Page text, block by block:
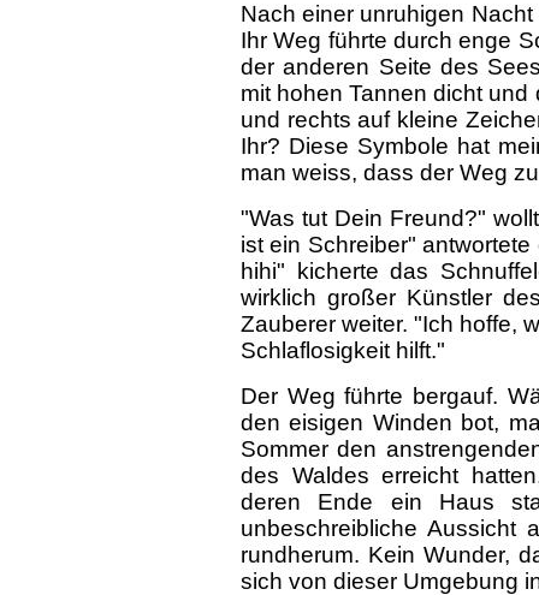
Nach einer unruhigen
Ihr Weg führte durch enge
der anderen Seite des
mit hohen Tannen dicht
und rechts auf kleine
Ihr? Diese Symbole hat
man weiss, dass der Weg
"Was tut Dein Freund?"
ist ein Schreiber"
hihi" kicherte das
wirklich großer Künstler
Zauberer weiter. "Ich hoffe,
Schlaflosigkeit hilft."
Der Weg führte bergauf.
den eisigen Winden bot,
Sommer den
des Waldes erreicht
deren Ende ein Haus
unbeschreibliche Aussicht
rundherum. Kein Wunder,
sich von dieser Umgebung